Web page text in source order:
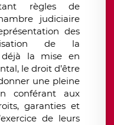
règles de
judiciaire
des
de la
déjà la mise en
le droit d’être
une pleine
conférant aux
garanties et
de leurs